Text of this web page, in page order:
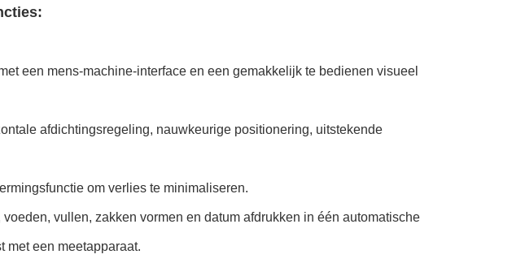
een mens-machine-interface en een gemakkelijk te bedienen visueel
afdichtingsregeling, nauwkeurige positionering, uitstekende
om verlies te minimaliseren.
vullen, zakken vormen en datum afdrukken in één automatische
met een meetapparaat.